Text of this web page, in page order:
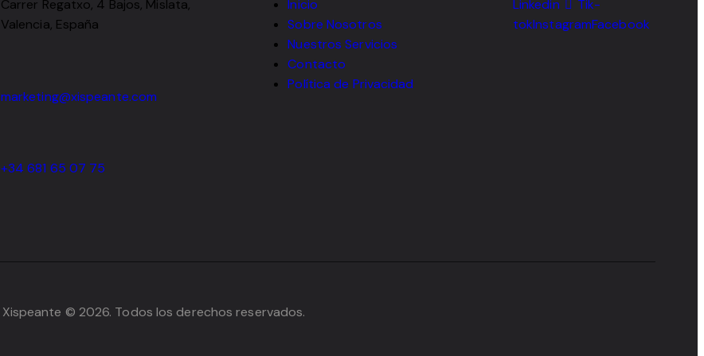
Carrer Regatxo, 4 Bajos, Mislata,
Valencia, España
marketing@xispeante.com
+34 681 65 07 75
Inicio
Sobre Nosotros
Nuestros Servicios
Contacto
Política de Privacidad
Linkedin
Tik-
tokInstagramFacebook
Xispeante © 2026. Todos los derechos reservados.